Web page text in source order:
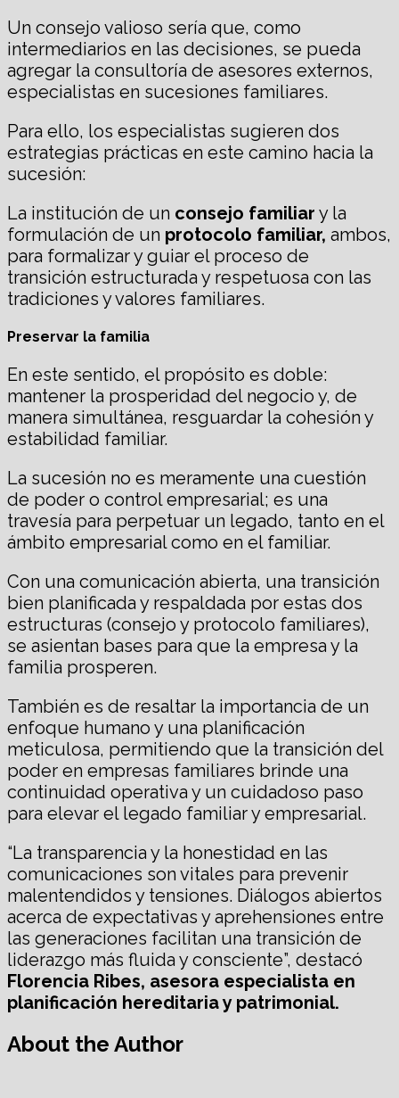
Un consejo valioso sería que, como
intermediarios en las decisiones, se pueda
agregar la consultoría de asesores externos,
especialistas en sucesiones familiares.
Para ello, los especialistas sugieren dos
estrategias prácticas en este camino hacia la
sucesión:
La institución de un consejo familiar y la
formulación de un protocolo familiar, ambos,
para formalizar y guiar el proceso de
transición estructurada y respetuosa con las
tradiciones y valores familiares.
Preservar la familia
En este sentido, el propósito es doble:
mantener la prosperidad del negocio y, de
manera simultánea, resguardar la cohesión y
estabilidad familiar.
La sucesión no es meramente una cuestión
de poder o control empresarial; es una
travesía para perpetuar un legado, tanto en el
ámbito empresarial como en el familiar.
Con una comunicación abierta, una transición
bien planificada y respaldada por estas dos
estructuras (consejo y protocolo familiares),
se asientan bases para que la empresa y la
familia prosperen.
También es de resaltar la importancia de un
enfoque humano y una planificación
meticulosa, permitiendo que la transición del
poder en empresas familiares brinde una
continuidad operativa y un cuidadoso paso
para elevar el legado familiar y empresarial.
“La transparencia y la honestidad en las
comunicaciones son vitales para prevenir
malentendidos y tensiones. Diálogos abiertos
acerca de expectativas y aprehensiones entre
las generaciones facilitan una transición de
liderazgo más fluida y consciente”, destacó
Florencia Ribes, asesora especialista en
planificación hereditaria y patrimonial.
About the Author